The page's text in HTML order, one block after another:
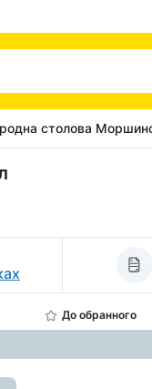
столова
До обранного